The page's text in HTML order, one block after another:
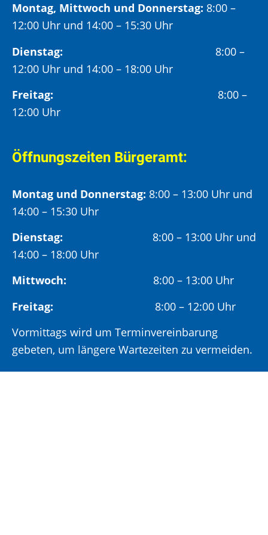
Montag, Mittwoch und Donnerstag: 8:00 –
12:00 Uhr und 14:00 – 15:30 Uhr
Dienstag: 8:00 –
12:00 Uhr und 14:00 – 18:00 Uhr
Freitag:
8:00 –
12:00 Uhr
Öffnungszeiten Bürgeramt:
Montag und Donnerstag: 8:00 – 13:00 Uhr und
14:00 – 15:30 Uhr
Dienstag: 8:00 – 13:00 Uhr und
14:00 – 18:00 Uhr
Mittwoch: 8:00 – 13:00 Uhr
Freitag:
8:00 – 12:00 Uhr
Vormittags wird um Terminvereinbarung
gebeten, um längere Wartezeiten zu vermeiden.
Nachmittags (ab 14:00 Uhr) ausschließlich mit